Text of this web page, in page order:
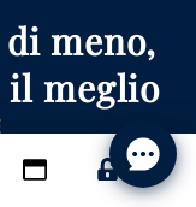
meno,
il meglio
E
UN